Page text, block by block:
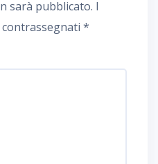
sarà pubblicato. I
*